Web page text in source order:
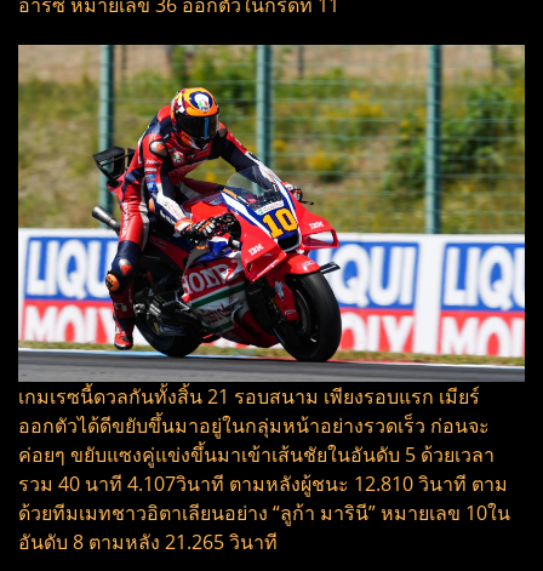
เกมเรซนี้ดวลกันทั้งสิ้น 21 รอบสนาม เพียงรอบแรก เมียร์
ออกตัวได้ดีขยับขึ้นมาอยู่ในกลุ่มหน้าอย่างรวดเร็ว ก่อนจะ
ค่อยๆ ขยับแซงคู่แข่งขึ้นมาเข้าเส้นชัยในอันดับ 5 ด้วยเวลา
รวม 40 นาที 4.107วินาที ตามหลังผู้ชนะ 12.810 วินาที ตาม
ด้วยทีมเมทชาวอิตาเลียนอย่าง “ลูก้า มารินี” หมายเลข 10ใน
อันดับ 8 ตามหลัง 21.265 วินาที